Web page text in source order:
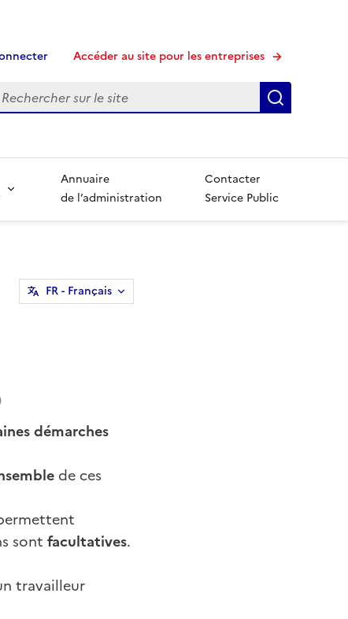
Accéder au site pour les entreprises
Annuaire
de l’administration
Contacter
Service Public
FR- Français
démarches
de ces
sont facultatives.
travailleur